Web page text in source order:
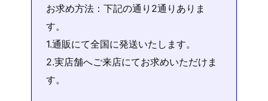
お求め方法：下記の通り2通りありま
す。
1.通販にて全国に発送いたします。
2.実店舗へご来店にてお求めいただけま
す。